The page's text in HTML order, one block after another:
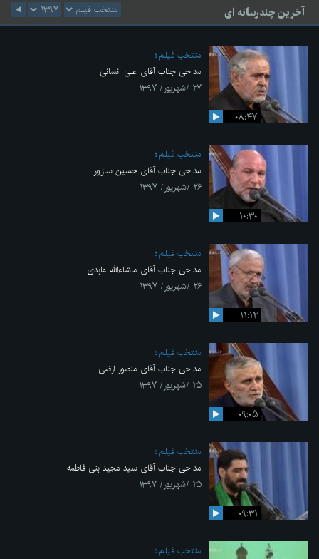
آخرین چندرسانه ای
۰۸:۴۷
منتخب فیلم
مداحی جناب آقای علی انسانی
۲۷ /شهریور/ ۱۳۹۷
۱۰:۳۰
منتخب فیلم
مداحی جناب آقای حسین سازور
۲۶ /شهریور/ ۱۳۹۷
۱۱:۱۲
منتخب فیلم
مداحی جناب آقای ماشاءالله عابدی
۲۶ /شهریور/ ۱۳۹۷
۰۹:۰۵
منتخب فیلم
مداحی جناب آقای منصور ارضی
۲۵ /شهریور/ ۱۳۹۷
۰۹:۳۱
منتخب فیلم
مداحی جناب آقای سید مجید بنی فاطمه
۲۵ /شهریور/ ۱۳۹۷
منتخب فیلم